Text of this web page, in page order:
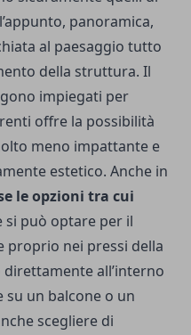
panoramica,
al paesaggio tutto
della struttura. Il
impiegati per
offre la possibilità
meno impattante e
estetico. Anche in
le opzioni tra cui
si può optare per il
proprio nei pressi della
all’interno
su un balcone o un
scegliere di